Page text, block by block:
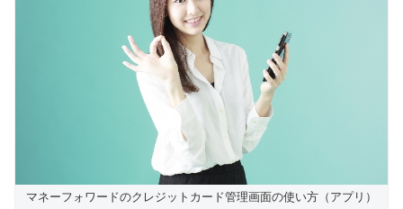
マネーフォワードのクレジットカード管理画面の使い方（アプリ）